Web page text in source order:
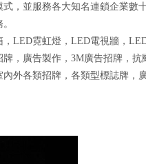
，並服務各大知名連鎖企業數十
LED霓虹燈，LED電視牆，
，廣告製作，3M廣告招牌，
外各類招牌，各類型標誌牌，